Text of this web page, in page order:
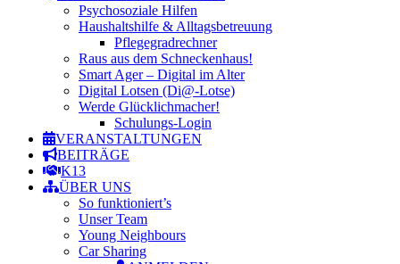
Psychosoziale Hilfen
Haushaltshilfe & Alltagsbetreuung
Pflegegradrechner
Raus aus dem Schneckenhaus!
Smart Ager – Digital im Alter
Digital Lotsen (Di@-Lotse)
Werde Glücklichmacher!
Schulungs-Login
VERANSTALTUNGEN
BEITRÄGE
K13
ÜBER UNS
So funktioniert’s
Unser Team
Young Neighbours
Car Sharing